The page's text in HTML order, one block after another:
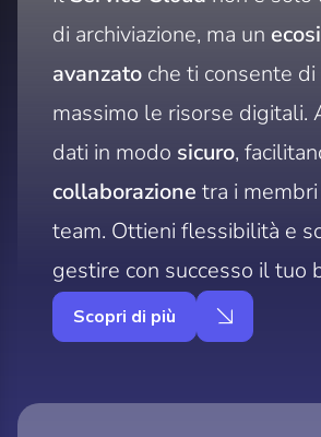
di archiviazione, ma un
avanzato che ti consente
massimo le risorse digitali.
dati in modo sicuro,
collaborazione tra i
team. Ottieni flessibilità e
gestire con successo il tuo
Scopri di più